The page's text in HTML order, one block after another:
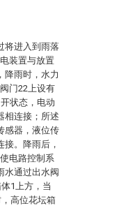
将进入到雨落
装置与放置
降雨时，水力
门22上设有
状态，电动
相连接；所述
感器，液位传
。降雨后，
电路控制系
水通过出水阀
1上方，当
高位花坛箱